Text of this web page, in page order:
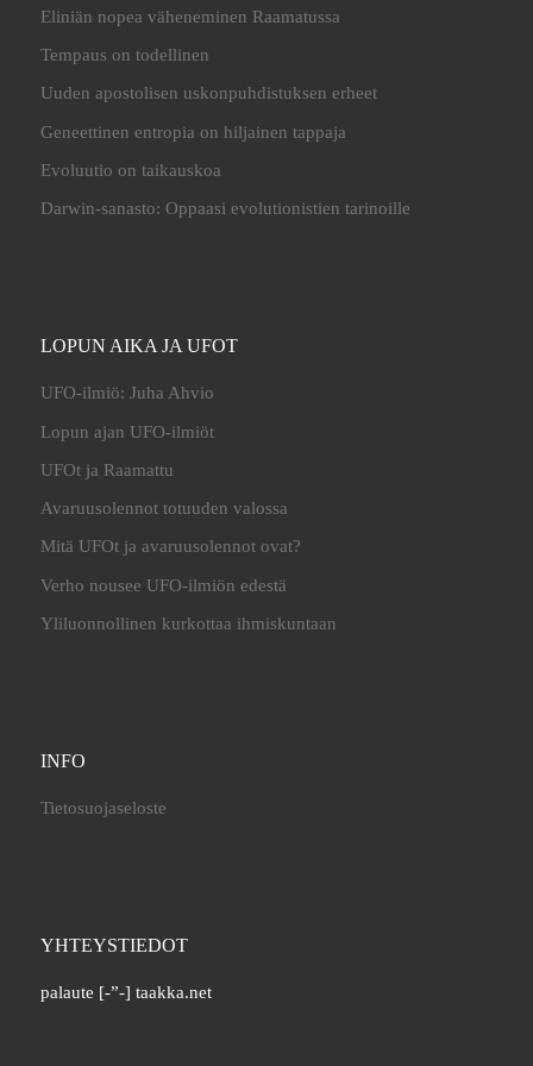
Eliniän nopea väheneminen Raamatussa
Tempaus on todellinen
Uuden apostolisen uskonpuhdistuksen erheet
Geneettinen entropia on hiljainen tappaja
Evoluutio on taikauskoa
Darwin-sanasto: Oppaasi evolutionistien tarinoille
LOPUN AIKA JA UFOT
UFO-ilmiö: Juha Ahvio
Lopun ajan UFO-ilmiöt
UFOt ja Raamattu
Avaruusolennot totuuden valossa
Mitä UFOt ja avaruusolennot ovat?
Verho nousee UFO-ilmiön edestä
Yliluonnollinen kurkottaa ihmiskuntaan
INFO
Tietosuojaseloste
YHTEYSTIEDOT
palaute [-”-] taakka.net